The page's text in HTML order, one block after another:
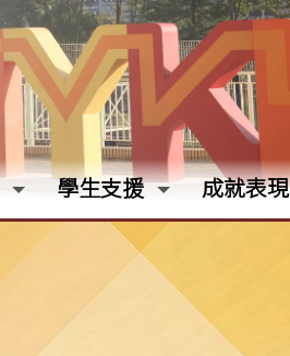
學生支援 成就表現